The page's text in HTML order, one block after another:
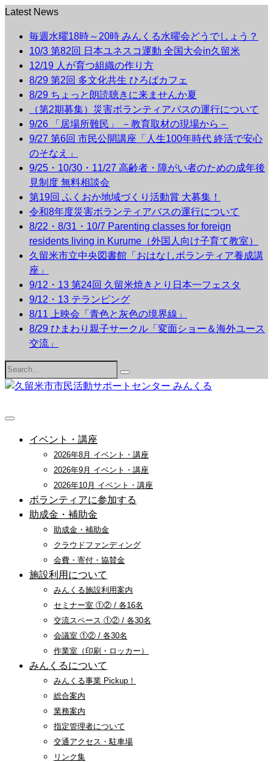
Latest News
毎週水曜18時～20時 みんくる水曜会どうでしょう？
10/3 第82回 日本ユネスコ運動 全国大会in久留米
12/19 人が育つ組織の作り方
8/29 第2回 多文化共生 ひろばカフェ
8/29 ちょっと朗読聴きに来ませんか夏
（第2期募集）災害ボランティアバスの運行について
9/26 「居場所難民」 －教育取材の現場から－
9/27 第6回 市民公開講座「人生100年時代 終活で安心
のそなえ」
9/25・10/30・11/27 高齢者・障がい者のための成年後
見制度 無料相談会
第19回 ふくおか地域づくり活動賞 大募集！
令和8年度災害ボランティアバスの運行について
8/22・8/31・10/7 Parenting classes for foreign
residents living in Kurume（外国人向け子育て教室）
久留米市立中央図書館「おはなしボランティア養成講
座」
9/12・13 第24回 久留米焼きとり日本一フェスタ
9/12・13 テランピング
8/11 上映会「青色と灰色の境界線」
8/29 ひまわり親子サークル「変面ショー＆海外ユース
交流」
Search
for:
イベント・講座
2026年8月 イベント・講座
2026年9月 イベント・講座
2026年10月 イベント・講座
ボランティアに参加する
助成金・補助金
助成金・補助金
クラウドファンディング
会費・寄付・協賛金
施設利用について
みんくる施設利用案内
セミナー室 ①② / 各16名
交流スペース ①② / 各30名
会議室 ①② / 各30名
作業室（印刷・ロッカー）
みんくるについて
みんくる事業 Pickup！
総合案内
業務案内
指定管理者について
交通アクセス・駐車場
リンク集